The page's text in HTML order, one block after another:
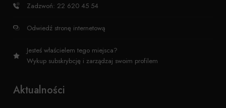
Zadzwoń: 22 620 45 54
Odwiedź stronę internetową
Jesteś właścielem tego miejsca?
Wykup subskrybcję i zarządzaj swoim profilem
Aktualności